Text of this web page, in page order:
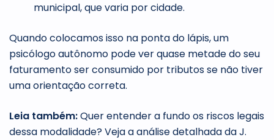
municipal, que varia por cidade.
Quando colocamos isso na ponta do lápis, um
psicólogo autônomo pode ver quase metade do seu
faturamento ser consumido por tributos se não tiver
uma orientação correta.
Leia também:Quer entender a fundo os riscos legais
dessa modalidade? Veja a análise detalhada da J.